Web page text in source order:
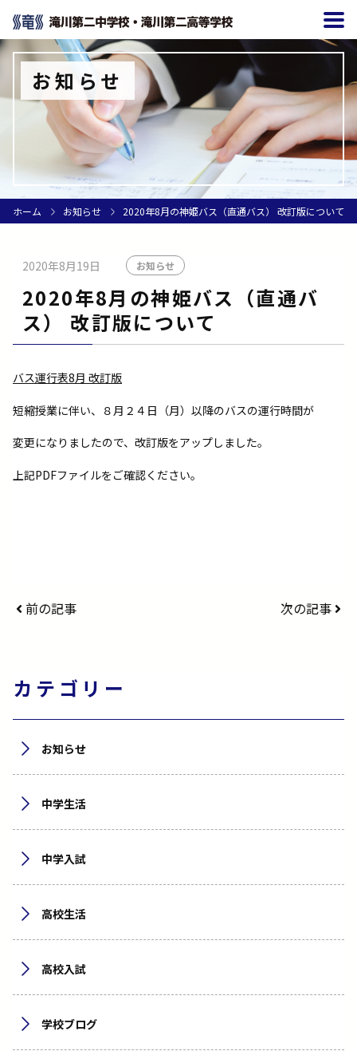
お知らせ
ホーム お知らせ 2020年8月の神姫バス（直通バス） 改訂版について
2020年8月19日 お知らせ
2020年8月の神姫バス（直通バ
ス） 改訂版について
バス運行表8月 改訂版
短縮授業に伴い、８月２４日（月）以降のバスの運行時間が
変更になりましたので、改訂版をアップしました。
上記PDFファイルをご確認ください。
前の記事 次の記事
カテゴリー
お知らせ
中学生活
中学入試
高校生活
高校入試
学校ブログ